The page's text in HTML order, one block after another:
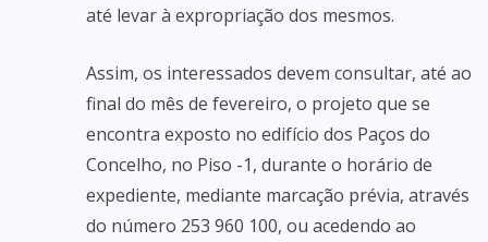
até levar à expropriação dos mesmos.
Assim, os interessados devem consultar, até ao
final do mês de fevereiro, o projeto que se
encontra exposto no edifício dos Paços do
Concelho, no Piso -1, durante o horário de
expediente, mediante marcação prévia, através
do número 253 960 100, ou acedendo ao